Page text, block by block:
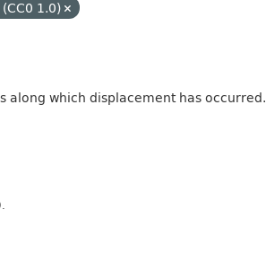
1.0)
along which displacement has occurred.